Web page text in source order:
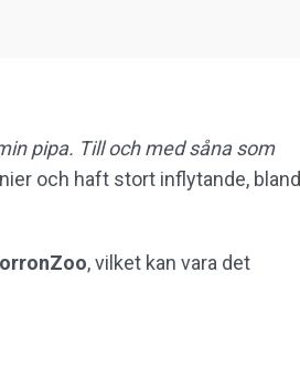
pipa. Till och med såna som
och haft stort inflytande, bland
, vilket kan vara det